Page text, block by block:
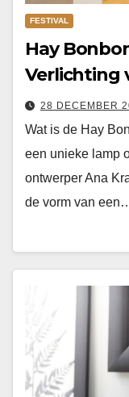
FESTIVAL
Hay
Verlichting
28 DECEMBER
Wat is de Hay
een unieke lamp
ontwerper Ana
de vorm van